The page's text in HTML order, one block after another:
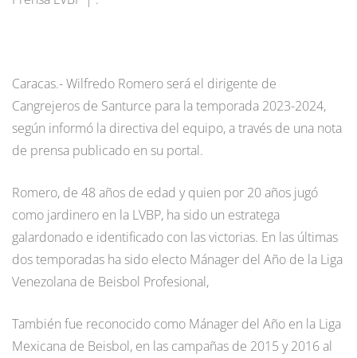
Caracas.- Wilfredo Romero será el dirigente de
Cangrejeros de Santurce para la temporada 2023-2024,
según informó la directiva del equipo, a través de una nota
de prensa publicado en su portal.
Romero, de 48 años de edad y quien por 20 años jugó
como jardinero en la LVBP, ha sido un estratega
galardonado e identificado con las victorias. En las últimas
dos temporadas ha sido electo Mánager del Año de la Liga
Venezolana de Beisbol Profesional,
También fue reconocido como Mánager del Año en la Liga
Mexicana de Beisbol, en las campañas de 2015 y 2016 al